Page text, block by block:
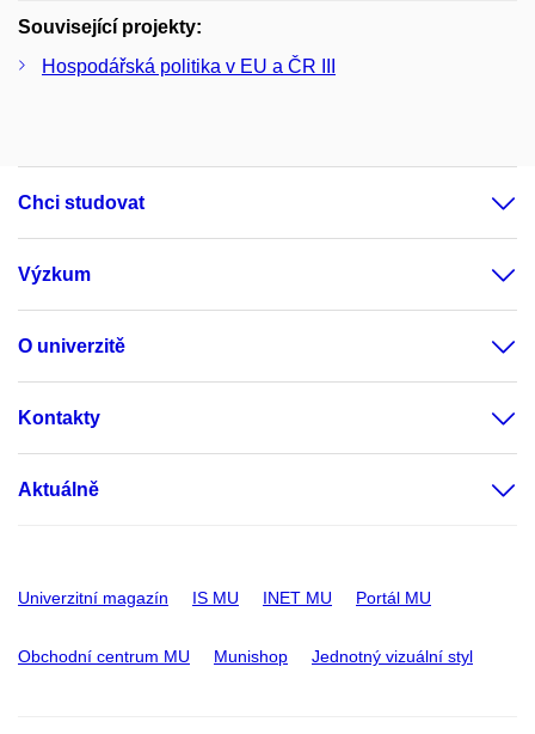
Související projekty:
Hospodářská politika v EU a ČR III
Chci studovat
Výzkum
O univerzitě
Kontakty
Aktuálně
Univerzitní magazín IS MU INET MU Portál MU
Obchodní centrum MU Munishop Jednotný vizuální styl